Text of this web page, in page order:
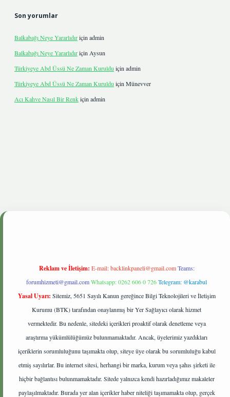
Son yorumlar
Balkabağı Neye Yararlıdıriçin admin
Balkabağı Neye Yararlıdıriçin Aysun
Türkiyeye Abd Üssü Ne Zaman Kuruldu için admin
Türkiyeye Abd Üssü Ne Zaman Kuruldu için Münevver
Acı Kahve Nasıl Bir Renkiçin admin
Reklam ve İletişim: E-mail:backlinkpaneli@gmail.com Teams:
forumhizmeti@gmail.comWhatsapp: 0262 606 0 726Telegram: @karabul
Yasal Uyarı: Sitemiz, 5651 Sayılı Kanun gereğince Bilgi Teknolojileri ve İletişim
Kurumu (BTK) tarafından onaylanmış bir Yer Sağlayıcı olarak hizmet
vermektedir. Bu nedenle, sitedeki içerikleri proaktif olarak denetleme veya
araştırma yükümlülüğümüz bulunmamaktadır. Ancak, üyelerimiz yazdıkları
içeriklerin sorumluluğunu taşımakta olup, siteye üye olarak bu sorumluluğu kabul
etmiş sayılırlar. Bu internet sitesi, herhangi bir marka, kurum veya şahıs şirketi ile
hiçbir bağlantısı bulunmamaktadır. Sitede yalnızca kendi hazırladığımız makaleler
paylaşılmaktadır. Burada yer alan içerikler haber niteliği taşımamakta olup, gerçek